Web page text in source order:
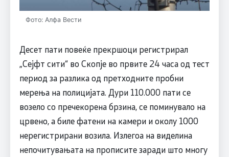
Фото: Алфа Вести
Десет пати повеќе прекршоци регистрирал
„Сејфт сити“ во Скопје во првите 24 часа од тест
период за разлика од претходните пробни
мерења на полицијата. Дури 110.000 пати се
возело со пречекорена брзина, се поминувало на
црвено, а биле фатени на камери и околу 1000
нерегистрирани возила. Излегоа на виделина
непочитувањата на прописите заради што многу